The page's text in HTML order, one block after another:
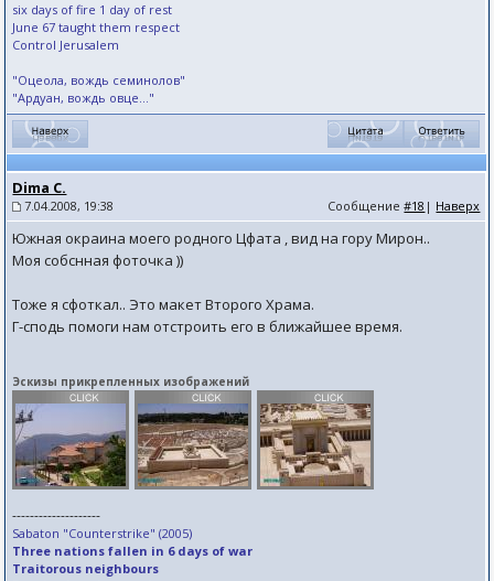
six days of fire 1 day of rest
June 67 taught them respect
Control Jerusalem
"Оцеола, вождь семинолов"
"Ардуан, вождь овце..."
Dima C.
7.04.2008, 19:38 Сообщение#18 | Наверх
Южная окраина моего родного Цфата , вид на гору Мирон..
Моя собснная фоточка ))
Тоже я сфоткал.. Это макет Второго Храма.
Г-сподь помоги нам отстроить его в ближайшее время.
Эскизы прикрепленных изображений
--------------------
Sabaton "Counterstrike" (2005)
Three nations fallen in 6 days of war
Traitorous neighbours